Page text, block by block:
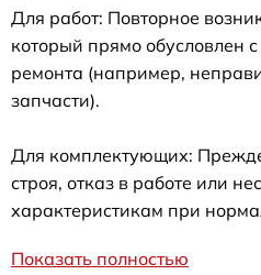
Для работ: Повторное
который прямо обусловлен
ремонта (например,
запчасти).
Для комплектующих:
строя, отказ в работе или
характеристикам при
Показать полностью